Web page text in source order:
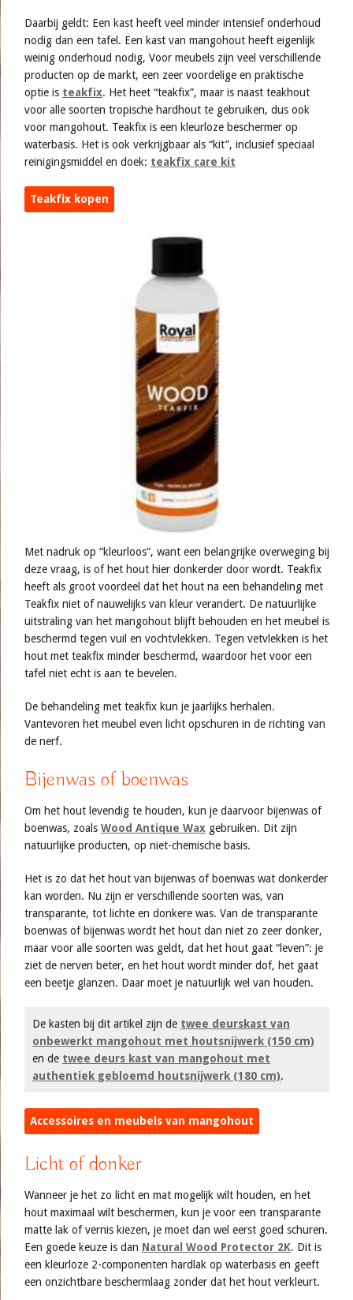
Daarbij geldt: Een kast heeft veel minder intensief onderhoud
nodig dan een tafel. Een kast van mangohout heeft eigenlijk
weinig onderhoud nodig, Voor meubels zijn veel verschillende
producten op de markt, een zeer voordelige en praktische
optie is teakfix. Het heet “teakfix”, maar is naast teakhout
voor alle soorten tropische hardhout te gebruiken, dus ook
voor mangohout. Teakfix is een kleurloze beschermer op
waterbasis. Het is ook verkrijgbaar als “kit”, inclusief speciaal
reinigingsmiddel en doek: teakfix care kit
Teakfix kopen
Met nadruk op “kleurloos”, want een belangrijke overweging bij
deze vraag, is of het hout hier donkerder door wordt. Teakfix
heeft als groot voordeel dat het hout na een behandeling met
Teakfix niet of nauwelijks van kleur verandert. De natuurlijke
uitstraling van het mangohout blijft behouden en het meubel is
beschermd tegen vuil en vochtvlekken. Tegen vetvlekken is het
hout met teakfix minder beschermd, waardoor het voor een
tafel niet echt is aan te bevelen.
De behandeling met teakfix kun je jaarlijks herhalen.
Vantevoren het meubel even licht opschuren in de richting van
de nerf.
Bijenwas of boenwas
Om het hout levendig te houden, kun je daarvoor bijenwas of
boenwas, zoals Wood Antique Wax gebruiken. Dit zijn
natuurlijke producten, op niet-chemische basis.
Het is zo dat het hout van bijenwas of boenwas wat donkerder
kan worden. Nu zijn er verschillende soorten was, van
transparante, tot lichte en donkere was. Van de transparante
boenwas of bijenwas wordt het hout dan niet zo zeer donker,
maar voor alle soorten was geldt, dat het hout gaat “leven”: je
ziet de nerven beter, en het hout wordt minder dof, het gaat
een beetje glanzen. Daar moet je natuurlijk wel van houden.
De kasten bij dit artikel zijn de twee deurskast van
onbewerkt mangohout met houtsnijwerk (150 cm)
en de twee deurs kast van mangohout met
authentiek gebloemd houtsnijwerk (180 cm).
Accessoires en meubels van mangohout
Licht of donker
Wanneer je het zo licht en mat mogelijk wilt houden, en het
hout maximaal wilt beschermen, kun je voor een transparante
matte lak of vernis kiezen, je moet dan wel eerst goed schuren.
Een goede keuze is dan Natural Wood Protector 2K. Dit is
een kleurloze 2-componenten hardlak op waterbasis en geeft
een onzichtbare beschermlaag zonder dat het hout verkleurt.